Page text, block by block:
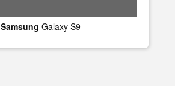
Samsung Galaxy S9